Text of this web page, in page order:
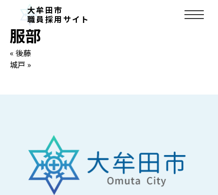
大牟田市
職員採用サイト
お知らせ
2024.09.05
服部
« 後藤
城戸 »